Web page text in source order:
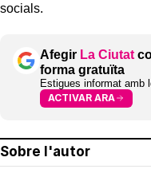
socials.
Afegir La Ciutat
forma gratuïta
Estigues informat amb
ACTIVAR ARA
Sobre l'autor